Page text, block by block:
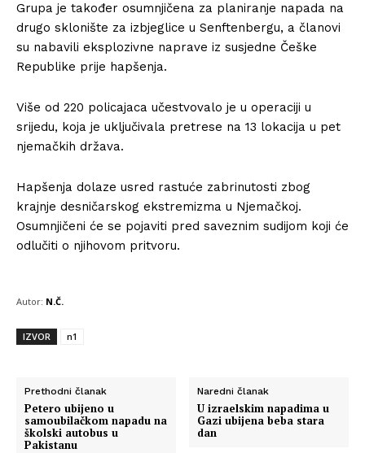
Grupa je također osumnjičena za planiranje napada na
drugo sklonište za izbjeglice u Senftenbergu, a članovi
su nabavili eksplozivne naprave iz susjedne Češke
Republike prije hapšenja.
Više od 220 policajaca učestvovalo je u operaciji u
srijedu, koja je uključivala pretrese na 13 lokacija u pet
njemačkih država.
Hapšenja dolaze usred rastuće zabrinutosti zbog
krajnje desničarskog ekstremizma u Njemačkoj.
Osumnjičeni će se pojaviti pred saveznim sudijom koji će
odlučiti o njihovom pritvoru.
Autor: N.Č.
IZVOR n1
Prethodni članak
Petero ubijeno u
samoubilačkom napadu na
školski autobus u
Pakistanu
Naredni članak
U izraelskim napadima u
Gazi ubijena beba stara
dan